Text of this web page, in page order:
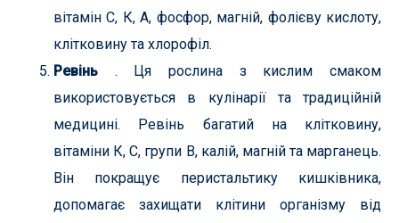
вітамін С, К, А, фосфор, магній, фолієву кислоту,
клітковину та хлорофіл.
Ревінь . Ця рослина з кислим смаком
використовується в кулінарії та традиційній
медицині. Ревінь багатий на клітковину,
вітаміни К, С, групи В, калій, магній та марганець.
Він покращує перистальтику кишківника,
допомагає захищати клітини організму від